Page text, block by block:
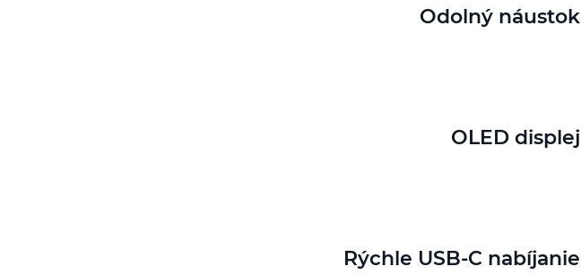
Odolný náustok
OLED displej
Rýchle USB-C nabíjanie